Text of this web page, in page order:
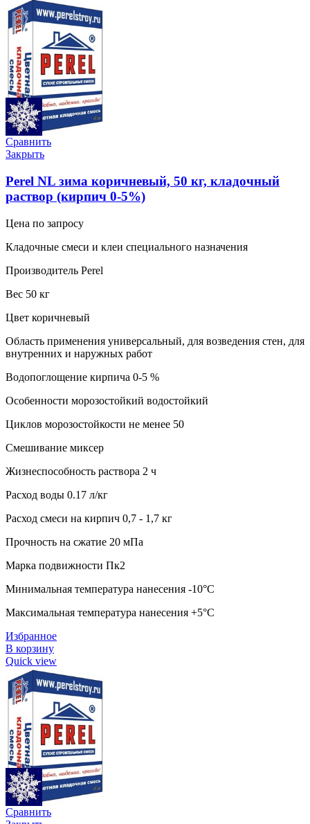
Сравнить
Закрыть
Perel NL зима коричневый, 50 кг, кладочный
раствор (кирпич 0-5%)
Цена по запросу
Кладочные смеси и клеи специального назначения
Производитель Perel
Вес 50 кг
Цвет коричневый
Область применения универсальный, для возведения стен, для
внутренних и наружных работ
Водопоглощение кирпича 0-5 %
Особенности морозостойкий водостойкий
Циклов морозостойкости не менее 50
Смешивание миксер
Жизнеспособность раствора 2 ч
Расход воды 0.17 л/кг
Расход смеси на кирпич 0,7 - 1,7 кг
Прочность на сжатие 20 мПа
Марка подвижности Пк2
Минимальная температура нанесения -10°C
Максимальная температура нанесения +5°C
Избранное
В корзину
Quick view
Сравнить